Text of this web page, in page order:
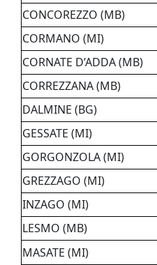
CONCOREZZO (MB)
CORMANO (MI)
CORNATE D’ADDA (MB)
CORREZZANA (MB)
DALMINE (BG)
GESSATE (MI)
GORGONZOLA (MI)
GREZZAGO (MI)
INZAGO (MI)
LESMO (MB)
MASATE (MI)